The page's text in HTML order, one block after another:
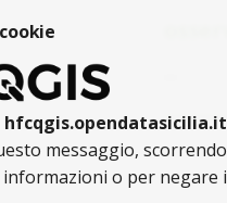
messaggio,
o per negare